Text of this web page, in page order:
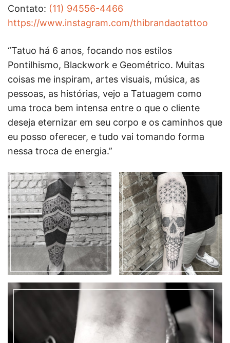
Contato: (11) 94556-4466
https://www.instagram.com/thibrandaotattoo
“Tatuo há 6 anos, focando nos estilos
Pontilhismo, Blackwork e Geométrico. Muitas
coisas me inspiram, artes visuais, música, as
pessoas, as histórias, vejo a Tatuagem como
uma troca bem intensa entre o que o cliente
deseja eternizar em seu corpo e os caminhos que
eu posso oferecer, e tudo vai tomando forma
nessa troca de energia.”